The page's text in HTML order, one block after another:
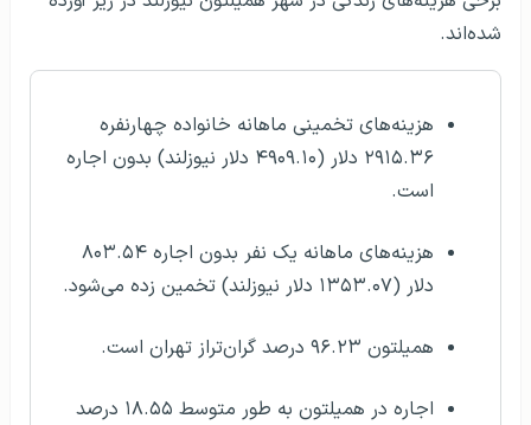
شده‌اند.
هزینه‌های تخمینی ماهانه خانواده چهارنفره
۲۹۱۵.۳۶ دلار (۴۹۰۹.۱۰ دلار نیوزلند) بدون اجاره
است.
هزینه‌های ماهانه یک نفر بدون اجاره ۸۰۳.۵۴
دلار (۱۳۵۳.۰۷ دلار نیوزلند) تخمین زده می‌شود.
همیلتون ۹۶.۲۳ درصد گران‌تراز تهران است.
اجاره در همیلتون به طور متوسط ​​۱۸.۵۵ درصد